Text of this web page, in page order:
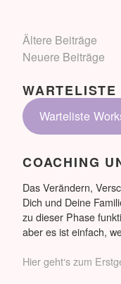
Ältere Beiträge
Neuere Beiträge
WARTELISTE
Warteliste
COACHING
Das Verändern,
Dich und Deine
zu dieser Phase
aber es ist einfach,
Hier geht‘s zum